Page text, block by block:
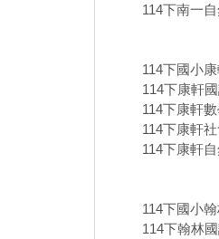
114下南一
114下國小
114下康軒
114下康軒
114下康軒
114下康軒
114下國小
114下翰林